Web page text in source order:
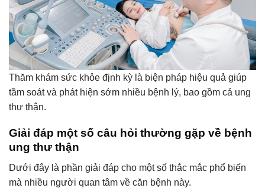
Thăm khám sức khỏe định kỳ là biện pháp hiệu quả giúp
tầm soát và phát hiện sớm nhiều bệnh lý, bao gồm cả ung
thư thận.
Giải đáp một số câu hỏi thường gặp về bệnh
ung thư thận
Dưới đây là phần giải đáp cho một số thắc mắc phổ biến
mà nhiều người quan tâm về căn bệnh này.